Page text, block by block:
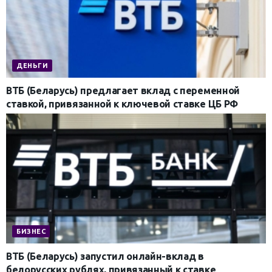
ДЕНЬГИ
ВТБ (Беларусь) предлагает вклад с переменной
ставкой, привязанной к ключевой ставке ЦБ РФ
БИЗНЕС
ВТБ (Беларусь) запустил онлайн-вклад в
белорусских рублях, привязанный к ставке